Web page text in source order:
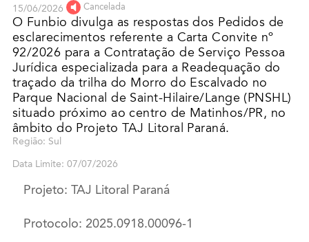
15/06/2026 Cancelada
O Funbio divulga as respostas dos Pedidos de
esclarecimentos referente a Carta Convite nº
92/2026 para a Contratação de Serviço Pessoa
Jurídica especializada para a Readequação do
traçado da trilha do Morro do Escalvado no
Parque Nacional de Saint-Hilaire/Lange (PNSHL)
situado próximo ao centro de Matinhos/PR, no
âmbito do Projeto TAJ Litoral Paraná.
Região: Sul
Data Limite: 07/07/2026
Projeto: TAJ Litoral Paraná
Protocolo: 2025.0918.00096-1